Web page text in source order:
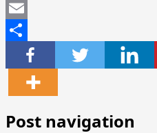
Mastodon
Email
Share
Post navigation